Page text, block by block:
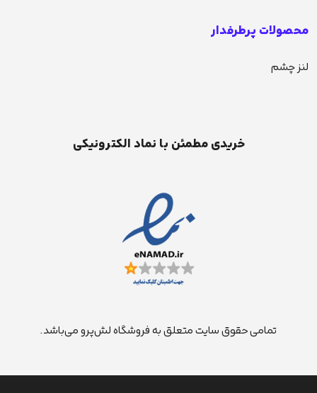
محصولات پرطرفدار
لنز چشم
خریدی مطمئن با نماد الکترونیکی
تمامی حقوق سایت متعلق به فروشگاه لش‌پرو می‌باشد.